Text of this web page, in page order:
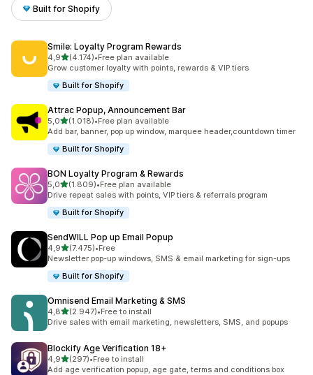
Built for Shopify
Smile: Loyalty Program Rewards
4,9de 5 estrelas
(4.174)
4174 total de avaliações
•Free plan available
Grow customer loyalty with points, rewards & VIP tiers
Built for Shopify
Attrac Popup, Announcement Bar
5,0de 5 estrelas
(1.018)
1018 total de avaliações
•Free plan available
Add bar, banner, pop up window, marquee header,countdown timer
Built for Shopify
BON Loyalty Program & Rewards
5,0de 5 estrelas
(1.809)
1809 total de avaliações
•Free plan available
Drive repeat sales with points, VIP tiers & referrals program
Built for Shopify
SendWILL Pop up Email Popup
4,9de 5 estrelas
(7.475)
7475 total de avaliações
•Free
Newsletter pop-up windows, SMS & email marketing for sign-ups
Built for Shopify
Omnisend Email Marketing & SMS
4,8de 5 estrelas
(2.947)
2947 total de avaliações
•Free to install
Drive sales with email marketing, newsletters, SMS, and popups
Blockify Age Verification 18+
4,9de 5 estrelas
(297)
297 total de avaliações
•Free to install
Add age verification popup, age gate, terms and conditions box